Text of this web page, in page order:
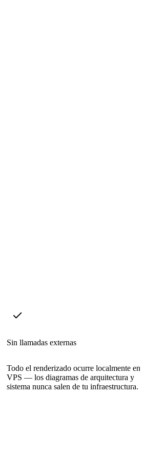
Sin llamadas externas
Todo el renderizado ocurre localmente en
VPS — los diagramas de arquitectura y
sistema nunca salen de tu infraestructura.